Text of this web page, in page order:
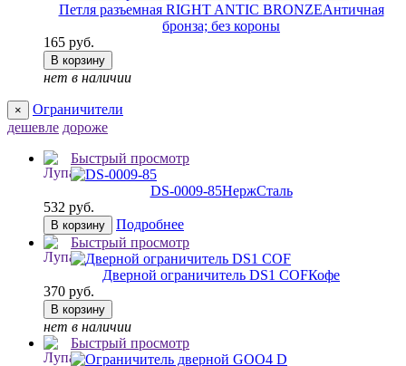
Петля разъемная RIGHT ANTIC BRONZEАнтичная
бронза; без короны
165 руб.
В корзину
нет в наличии
×
Ограничители
дешевле дороже
Быстрый просмотр
DS-0009-85НержСталь
532 руб.
В корзину
Подробнее
Быстрый просмотр
Дверной ограничитель DS1 COFКофе
370 руб.
В корзину
нет в наличии
Быстрый просмотр